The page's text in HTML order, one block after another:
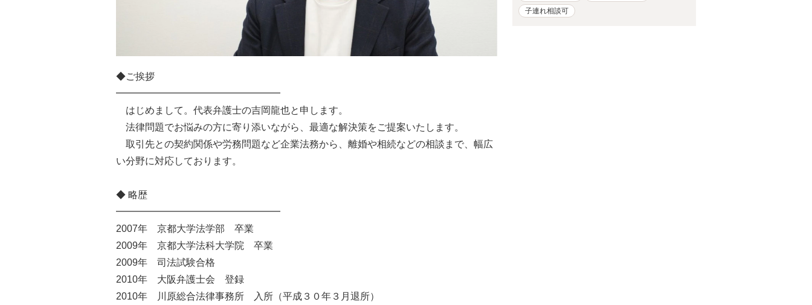
◆ご挨拶
━━━━━━━━━━━━━━━━━
はじめまして。代表弁護士の吉岡龍也と申します。
法律問題でお悩みの方に寄り添いながら、最適な解決策をご提案いたします。
取引先との契約関係や労務問題など企業法務から、離婚や相続などの相談まで、幅広
い分野に対応しております。
◆ 略歴
━━━━━━━━━━━━━━━━━
2007年 京都大学法学部 卒業
2009年 京都大学法科大学院 卒業
2009年 司法試験合格
2010年 大阪弁護士会 登録
2010年 川原総合法律事務所 入所（平成３０年３月退所）
子連れ相談可